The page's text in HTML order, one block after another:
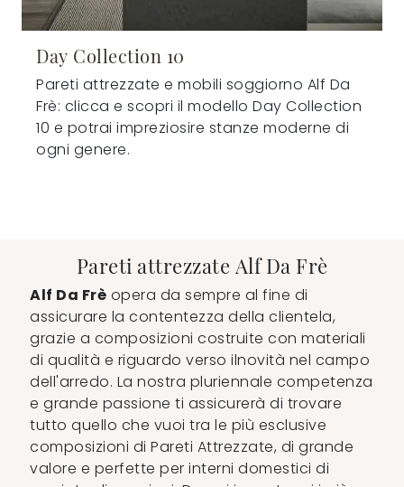
Day Collection 10
Pareti attrezzate e mobili soggiorno Alf Da
Frè: clicca e scopri il modello Day Collection
10 e potrai impreziosire stanze moderne di
ogni genere.
Pareti attrezzate Alf Da Frè
Alf Da Frè opera da sempre al fine di
assicurare la contentezza della clientela,
grazie a composizioni costruite con materiali
di qualità e riguardo verso ilnovità nel campo
dell'arredo. La nostra pluriennale competenza
e grande passione ti assicurerà di trovare
tutto quello che vuoi tra le più esclusive
composizioni di Pareti Attrezzate, di grande
valore e perfette per interni domestici di